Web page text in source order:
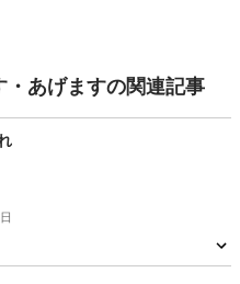
あげますの関連記事